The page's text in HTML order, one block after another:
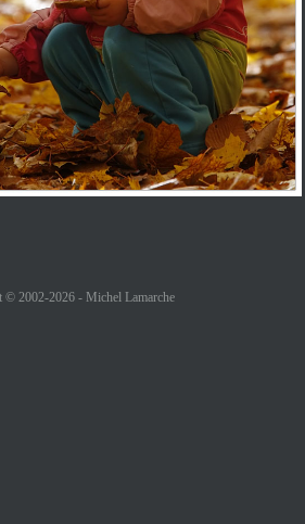
© 2002-2026 - Michel Lamarche